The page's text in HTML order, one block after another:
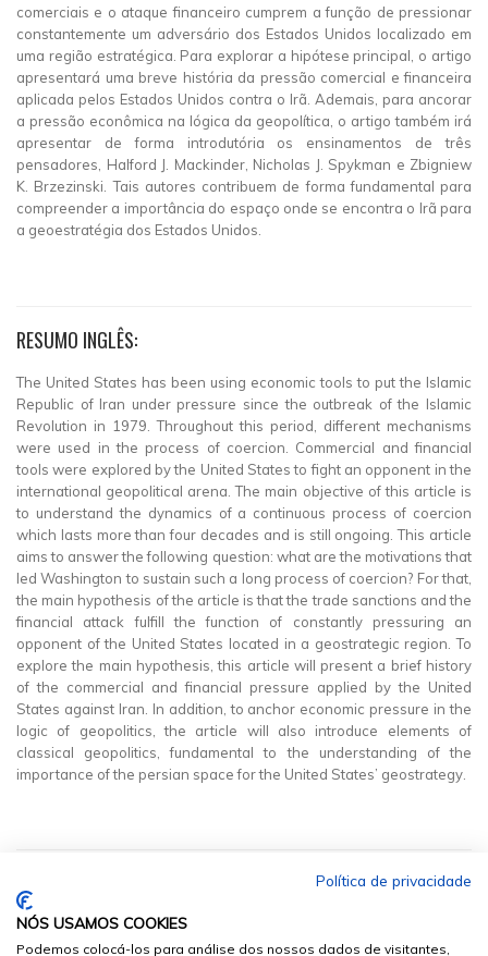
comerciais e o ataque financeiro cumprem a função de pressionar
constantemente um adversário dos Estados Unidos localizado em
uma região estratégica. Para explorar a hipótese principal, o artigo
apresentará uma breve história da pressão comercial e financeira
aplicada pelos Estados Unidos contra o Irã. Ademais, para ancorar
a pressão econômica na lógica da geopolítica, o artigo também irá
apresentar de forma introdutória os ensinamentos de três
pensadores, Halford J. Mackinder, Nicholas J. Spykman e Zbigniew
K. Brzezinski. Tais autores contribuem de forma fundamental para
compreender a importância do espaço onde se encontra o Irã para
a geoestratégia dos Estados Unidos.
RESUMO INGLÊS:
The United States has been using economic tools to put the Islamic
Republic of Iran under pressure since the outbreak of the Islamic
Revolution in 1979. Throughout this period, different mechanisms
were used in the process of coercion. Commercial and financial
tools were explored by the United States to fight an opponent in the
international geopolitical arena. The main objective of this article is
to understand the dynamics of a continuous process of coercion
which lasts more than four decades and is still ongoing. This article
aims to answer the following question: what are the motivations that
led Washington to sustain such a long process of coercion? For that,
the main hypothesis of the article is that the trade sanctions and the
financial attack fulfill the function of constantly pressuring an
opponent of the United States located in a geostrategic region. To
explore the main hypothesis, this article will present a brief history
of the commercial and financial pressure applied by the United
States against Iran. In addition, to anchor economic pressure in the
logic of geopolitics, the article will also introduce elements of
classical geopolitics, fundamental to the understanding of the
importance of the persian space for the United States’ geostrategy.
Política de privacidade
NÓS USAMOS COOKIES
Podemos colocá-los para análise dos nossos dados de visitantes,